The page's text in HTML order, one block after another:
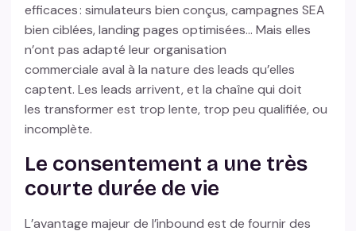
efficaces : simulateurs bien conçus, campagnes SEA
bien ciblées, landing pages optimisées… Mais elles
n’ont pas adapté leur organisation
commerciale aval à la nature des leads qu’elles
captent. Les leads arrivent, et la chaîne qui doit
les transformer est trop lente, trop peu qualifiée, ou
incomplète.
Le consentement a une très
courte durée de vie
L’avantage majeur de l’inbound est de fournir des